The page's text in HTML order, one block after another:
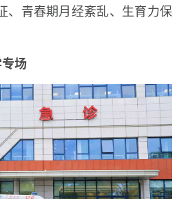
、青春期月经紊乱、生育力保
场